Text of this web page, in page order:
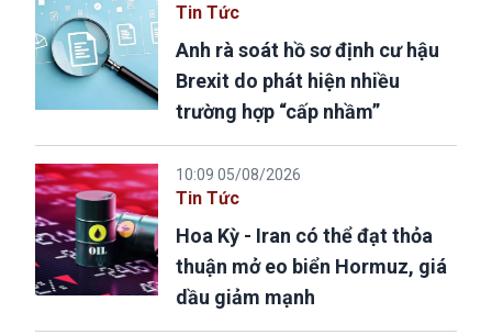
Tin Tức
Anh rà soát hồ sơ định cư hậu
Brexit do phát hiện nhiều
trường hợp “cấp nhầm”
10:09 05/08/2026
Tin Tức
Hoa Kỳ - Iran có thể đạt thỏa
thuận mở eo biển Hormuz, giá
dầu giảm mạnh